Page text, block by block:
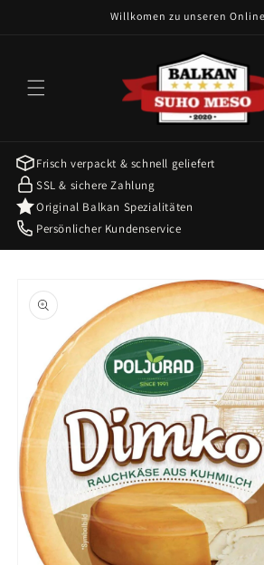
Willkomen zu unseren
Frisch verpackt & schnell geliefert
SSL & sichere Zahlung
Original Balkan Spezialitäten
Persönlicher Kundenservice
product
information